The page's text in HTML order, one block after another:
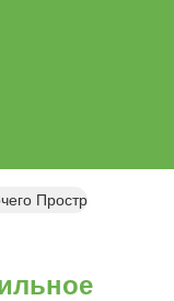
Пространства И